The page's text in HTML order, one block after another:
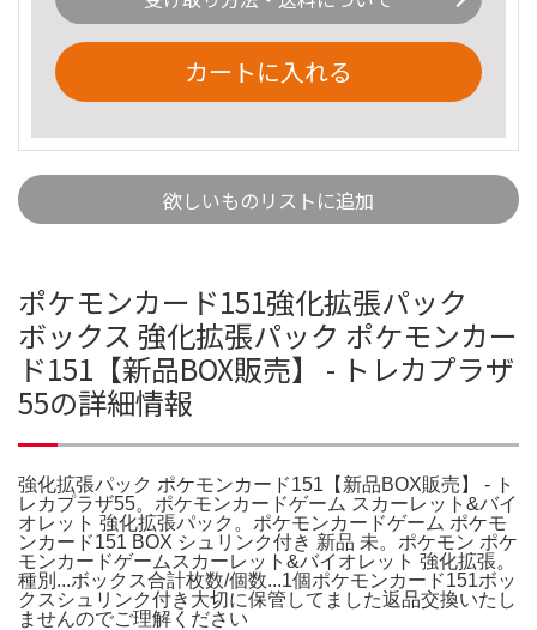
カートに入れる
欲しいものリストに追加
ポケモンカード151強化拡張パック
ボックス 強化拡張パック ポケモンカー
ド151【新品BOX販売】 - トレカプラザ
55の詳細情報
強化拡張パック ポケモンカード151【新品BOX販売】 - ト
レカプラザ55。ポケモンカードゲーム スカーレット&バイ
オレット 強化拡張パック。ポケモンカードゲーム ポケモ
ンカード151 BOX シュリンク付き 新品 未。ポケモン ポケ
モンカードゲームスカーレット&バイオレット 強化拡張。
種別...ボックス合計枚数/個数...1個ポケモンカード151ボッ
クスシュリンク付き大切に保管してました返品交換いたし
ませんのでご理解ください